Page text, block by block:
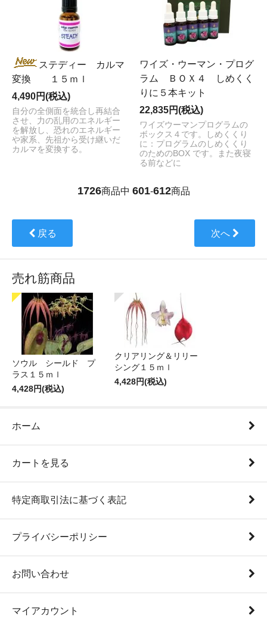
ステディー カルマ
変換 １５ｍｌ
4,490円(税込)
自分の全側面を統合し再結合
させ、力の乱用のエネルギー
を解放し、恐れのエネルギー
や家系、先祖から受け継いだ
カルマを変換する。
ワイズ・ウーマン・プログ
ラム ＢＯＸ４ しめくく
りに５本キット
22,835円(税込)
ワイズウーマンプログラムの
ボックス４です。しめくくり
に：プログラムのしめくくり
のためのBOX です。また夜寝
る前などに
1726商品中 601-612商品
戻る 次へ
売れ筋商品
ソウル シールド プ
ラス１５ｍｌ
4,428円(税込)
クリアリング＆リリー
シング１５ｍｌ
4,428円(税込)
ホーム
カートを見る
特定商取引法に基づく表記
プライバシーポリシー
お問い合わせ
マイアカウント